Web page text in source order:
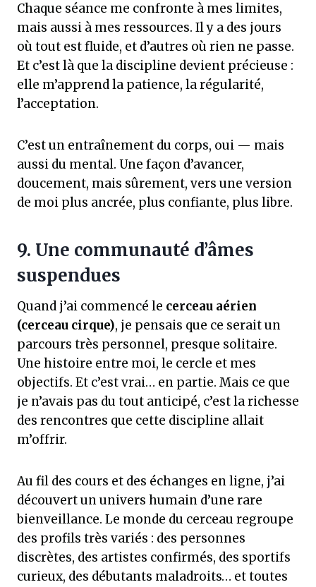
Chaque séance me confronte à mes limites,
mais aussi à mes ressources. Il y a des jours
où tout est fluide, et d’autres où rien ne passe.
Et c’est là que la discipline devient précieuse :
elle m’apprend la patience, la régularité,
l’acceptation.
C’est un entraînement du corps, oui — mais
aussi du mental. Une façon d’avancer,
doucement, mais sûrement, vers une version
de moi plus ancrée, plus confiante, plus libre.
9. Une communauté d’âmes
suspendues
Quand j’ai commencé le cerceau aérien
(cerceau cirque), je pensais que ce serait un
parcours très personnel, presque solitaire.
Une histoire entre moi, le cercle et mes
objectifs. Et c’est vrai… en partie. Mais ce que
je n’avais pas du tout anticipé, c’est la richesse
des rencontres que cette discipline allait
m’offrir.
Au fil des cours et des échanges en ligne, j’ai
découvert un univers humain d’une rare
bienveillance. Le monde du cerceau regroupe
des profils très variés : des personnes
discrètes, des artistes confirmés, des sportifs
curieux, des débutants maladroits… et toutes